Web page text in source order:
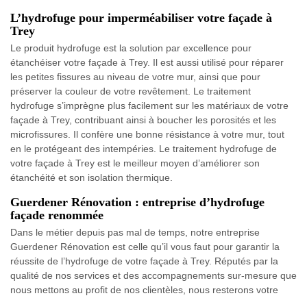
L’hydrofuge pour imperméabiliser votre façade à
Trey
Le produit hydrofuge est la solution par excellence pour
étanchéiser votre façade à Trey. Il est aussi utilisé pour réparer
les petites fissures au niveau de votre mur, ainsi que pour
préserver la couleur de votre revêtement. Le traitement
hydrofuge s’imprègne plus facilement sur les matériaux de votre
façade à Trey, contribuant ainsi à boucher les porosités et les
microfissures. Il confère une bonne résistance à votre mur, tout
en le protégeant des intempéries. Le traitement hydrofuge de
votre façade à Trey est le meilleur moyen d’améliorer son
étanchéité et son isolation thermique.
Guerdener Rénovation : entreprise d’hydrofuge
façade renommée
Dans le métier depuis pas mal de temps, notre entreprise
Guerdener Rénovation est celle qu’il vous faut pour garantir la
réussite de l’hydrofuge de votre façade à Trey. Réputés par la
qualité de nos services et des accompagnements sur-mesure que
nous mettons au profit de nos clientèles, nous resterons votre